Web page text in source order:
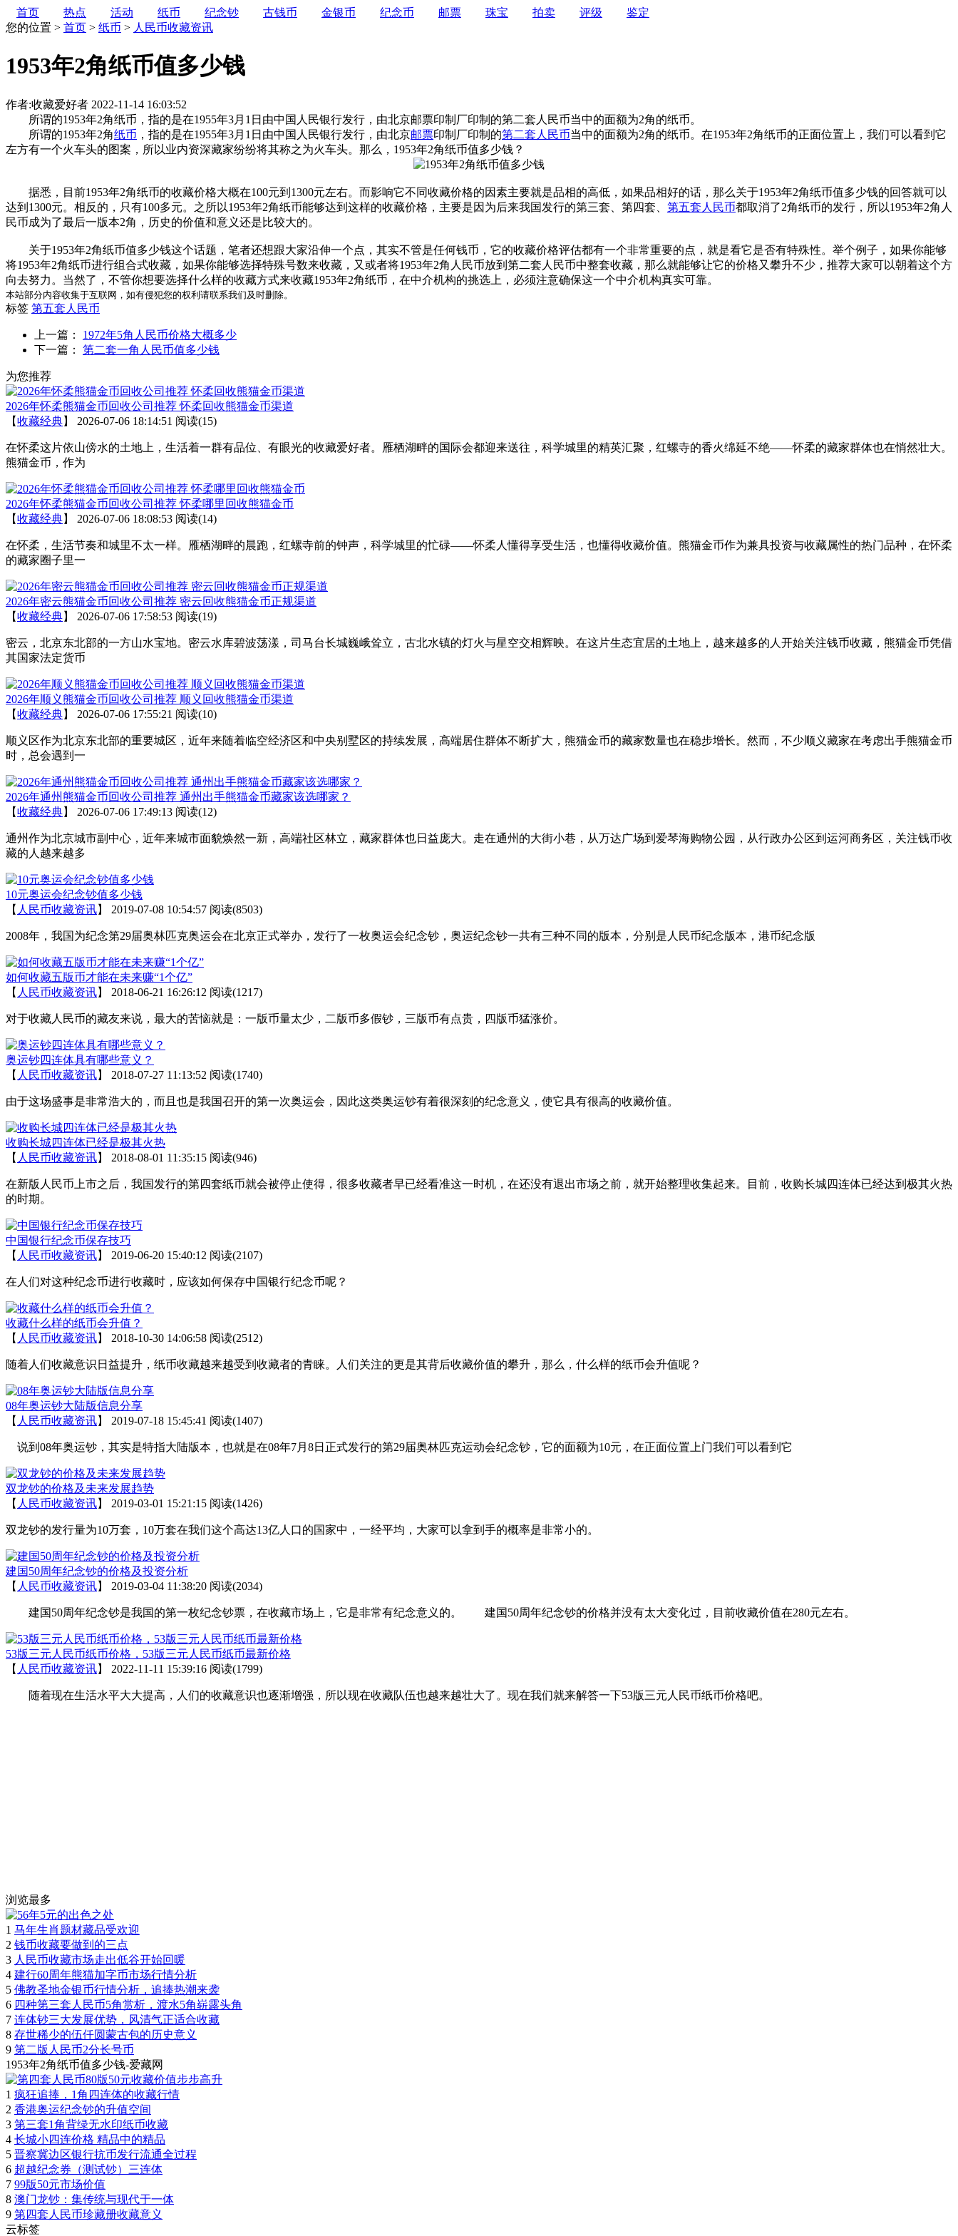
首页 热点 活动 纸币 纪念钞 古钱币 金银币 纪念币 邮票 珠宝 拍卖 评级
鉴定
您的位置 > 首页 > 纸币 > 人民币收藏资讯
1953年2角纸币值多少钱
作者:收藏爱好者 2022-11-14 16:03:52
所谓的1953年2角纸币，指的是在1955年3月1日由中国人民银行发行，由北京邮票印制厂印制的第二套人民币当中的面额为2角的纸币。
所谓的1953年2角纸币 ，指的是在1955年3月1日由中国人民银行发行，由北京邮票印制厂印制的第二套人民币当中的面额为2角的纸币。在1953年2角纸币的正面位置上，我们可以看到它
左方有一个火车头的图案，所以业内资深藏家纷纷将其称之为火车头。那么，1953年2角纸币值多少钱？
据悉，目前1953年2角纸币的收藏价格大概在100元到1300元左右。而影响它不同收藏价格的因素主要就是品相的高低，如果品相好的话，那么关于1953年2角纸币值多少钱的回答就可以
达到1300元。相反的，只有100多元。之所以1953年2角纸币能够达到这样的收藏价格，主要是因为后来我国发行的第三套、第四套、 第五套人民币都取消了2角纸币的发行，所以1953年2角人
民币成为了最后一版本2角，历史的价值和意义还是比较大的。
关于1953年2角纸币值多少钱这个话题，笔者还想跟大家沿伸一个点，其实不管是任何钱币，它的收藏价格评估都有一个非常重要的点，就是看它是否有特殊性。举个例子，如果你能够
将1953年2角纸币进行组合式收藏，如果你能够选择特殊号数来收藏，又或者将1953年2角人民币放到第二套人民币中整套收藏，那么就能够让它的价格又攀升不少，推荐大家可以朝着这个方
向去努力。当然了，不管你想要选择什么样的收藏方式来收藏1953年2角纸币，在中介机构的挑选上，必须注意确保这一个中介机构真实可靠。
本站部分内容收集于互联网，如有侵犯您的权利请联系我们及时删除。
标签 第五套人民币
上一篇： 1972年5角人民币价格大概多少
下一篇： 第二套一角人民币值多少钱
为您推荐
2026年怀柔熊猫金币回收公司推荐 怀柔回收熊猫金币渠道
【收藏经典】 2026-07-06 18:14:51 阅读(15)
在怀柔这片依山傍水的土地上，生活着一群有品位、有眼光的收藏爱好者。雁栖湖畔的国际会都迎来送往，科学城里的精英汇聚，红螺寺的香火绵延不绝——怀柔的藏家群体也在悄然壮大。
熊猫金币，作为
2026年怀柔熊猫金币回收公司推荐 怀柔哪里回收熊猫金币
【收藏经典】 2026-07-06 18:08:53 阅读(14)
在怀柔，生活节奏和城里不太一样。雁栖湖畔的晨跑，红螺寺前的钟声，科学城里的忙碌——怀柔人懂得享受生活，也懂得收藏价值。熊猫金币作为兼具投资与收藏属性的热门品种，在怀柔
的藏家圈子里一
2026年密云熊猫金币回收公司推荐 密云回收熊猫金币正规渠道
【收藏经典】 2026-07-06 17:58:53 阅读(19)
密云，北京东北部的一方山水宝地。密云水库碧波荡漾，司马台长城巍峨耸立，古北水镇的灯火与星空交相辉映。在这片生态宜居的土地上，越来越多的人开始关注钱币收藏，熊猫金币凭借
其国家法定货币
2026年顺义熊猫金币回收公司推荐 顺义回收熊猫金币渠道
【收藏经典】 2026-07-06 17:55:21 阅读(10)
顺义区作为北京东北部的重要城区，近年来随着临空经济区和中央别墅区的持续发展，高端居住群体不断扩大，熊猫金币的藏家数量也在稳步增长。然而，不少顺义藏家在考虑出手熊猫金币
时，总会遇到一
2026年通州熊猫金币回收公司推荐 通州出手熊猫金币藏家该选哪家？
【收藏经典】 2026-07-06 17:49:13 阅读(12)
通州作为北京城市副中心，近年来城市面貌焕然一新，高端社区林立，藏家群体也日益庞大。走在通州的大街小巷，从万达广场到爱琴海购物公园，从行政办公区到运河商务区，关注钱币收
藏的人越来越多
10元奥运会纪念钞值多少钱
【 人民币收藏资讯】 2019-07-08 10:54:57 阅读(8503)
2008年，我国为纪念第29届奥林匹克奥运会在北京正式举办，发行了一枚奥运会纪念钞，奥运纪念钞一共有三种不同的版本，分别是人民币纪念版本，港币纪念版
如何收藏五版币才能在未来赚“1个亿”
【 人民币收藏资讯】 2018-06-21 16:26:12 阅读(1217)
对于收藏人民币的藏友来说，最大的苦恼就是：一版币量太少，二版币多假钞，三版币有点贵，四版币猛涨价。
奥运钞四连体具有哪些意义？
【 人民币收藏资讯】 2018-07-27 11:13:52 阅读(1740)
由于这场盛事是非常浩大的，而且也是我国召开的第一次奥运会，因此这类奥运钞有着很深刻的纪念意义，使它具有很高的收藏价值。
收购长城四连体已经是极其火热
【 人民币收藏资讯】 2018-08-01 11:35:15 阅读(946)
在新版人民币上市之后，我国发行的第四套纸币就会被停止使得，很多收藏者早已经看准这一时机，在还没有退出市场之前，就开始整理收集起来。目前，收购长城四连体已经达到极其火热
的时期。
中国银行纪念币保存技巧
【 人民币收藏资讯】 2019-06-20 15:40:12 阅读(2107)
在人们对这种纪念币进行收藏时，应该如何保存中国银行纪念币呢？
收藏什么样的纸币会升值？
【 人民币收藏资讯】 2018-10-30 14:06:58 阅读(2512)
随着人们收藏意识日益提升，纸币收藏越来越受到收藏者的青睐。人们关注的更是其背后收藏价值的攀升，那么，什么样的纸币会升值呢？
08年奥运钞大陆版信息分享
【 人民币收藏资讯】 2019-07-18 15:45:41 阅读(1407)
说到08年奥运钞，其实是特指大陆版本，也就是在08年7月8日正式发行的第29届奥林匹克运动会纪念钞，它的面额为10元，在正面位置上门我们可以看到它
双龙钞的价格及未来发展趋势
【 人民币收藏资讯】 2019-03-01 15:21:15 阅读(1426)
双龙钞的发行量为10万套，10万套在我们这个高达13亿人口的国家中，一经平均，大家可以拿到手的概率是非常小的。
建国50周年纪念钞的价格及投资分析
【 人民币收藏资讯】 2019-03-04 11:38:20 阅读(2034)
建国50周年纪念钞是我国的第一枚纪念钞票，在收藏市场上，它是非常有纪念意义的。 建国50周年纪念钞的价格并没有太大变化过，目前收藏价值在280元左右。
53版三元人民币纸币价格，53版三元人民币纸币最新价格
【 人民币收藏资讯】 2022-11-11 15:39:16 阅读(1799)
随着现在生活水平大大提高，人们的收藏意识也逐渐增强，所以现在收藏队伍也越来越壮大了。现在我们就来解答一下53版三元人民币纸币价格吧。
浏览最多
1 马年生肖题材藏品受欢迎
2 钱币收藏要做到的三点
3 人民币收藏市场走出低谷开始回暖
4 建行60周年熊猫加字币市场行情分析
5 佛教圣地金银币行情分析，追捧热潮来袭
6 四种第三套人民币5角赏析，渡水5角崭露头角
7 连体钞三大发展优势，风清气正适合收藏
8 存世稀少的伍仟圆蒙古包的历史意义
9 第二版人民币2分长号币
1953年2角纸币值多少钱-爱藏网
1 疯狂追捧，1角四连体的收藏行情
2 香港奥运纪念钞的升值空间
3 第三套1角背绿无水印纸币收藏
4 长城小四连价格 精品中的精品
5 晋察冀边区银行抗币发行流通全过程
6 超越纪念券（测试钞）三连体
7 99版50元市场价值
8 澳门龙钞：集传统与现代于一体
9 第四套人民币珍藏册收藏意义
云标签